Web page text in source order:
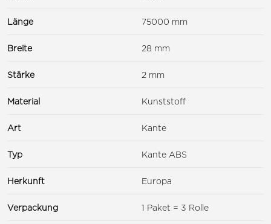
Länge 75000 mm
Breite 28 mm
Stärke 2 mm
Material Kunststoff
Art Kante
Typ Kante ABS
Herkunft Europa
Verpackung 1 Paket = 3 Rolle